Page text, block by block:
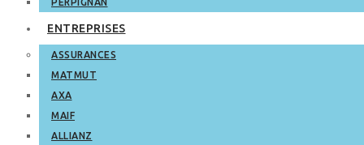
ENTREPRISES
ASSURANCES
MATMUT
AXA
MAIF
ALLIANZ